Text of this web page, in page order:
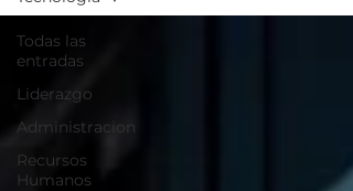
Todas las
entradas
Liderazgo
Administracion
Recursos
Humanos